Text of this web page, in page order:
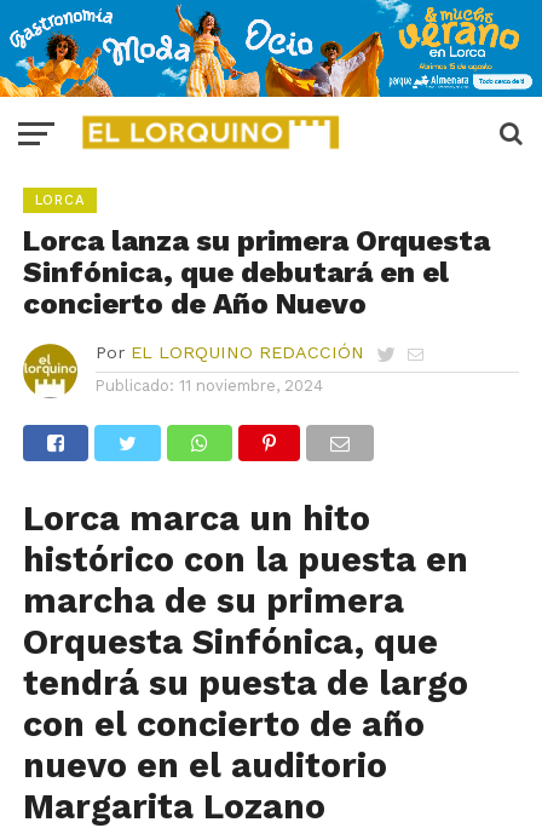
LORCA
Lorca lanza su primera Orquesta
Sinfónica, que debutará en el
concierto de Año Nuevo
Por EL LORQUINO REDACCIÓN
Publicado: 11 noviembre, 2024
Lorca marca un hito
histórico con la puesta en
marcha de su primera
Orquesta Sinfónica, que
tendrá su puesta de largo
con el concierto de año
nuevo en el auditorio
Margarita Lozano